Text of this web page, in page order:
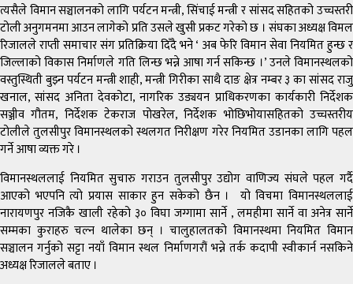
त्यसैले विमान सञ्चालनको लागि पर्यटन मन्त्री, सिंचाई मन्त्री र सांसद सहितको उच्चस्तरी
टोली अनुगमनमा आउन लागेको प्रति उसले खुसी प्रकट गरेको छ । संघका अध्यक्ष विमल
रिजालले राप्ती समाचार संग प्रतिक्रिया दिँदै भने ‘ अब फेरि विमान सेवा नियमित हुन्छ र
जिल्लाको विकास निर्माणले गति लिन्छ भन्ने आषा गर्न सकिन्छ ।’ उनले विमानस्थलको
वस्तुस्थिती बुझ्न पर्यटन मन्त्री शाही, मन्त्री गिरीका साथै दाङ क्षेत्र नम्बर ३ का सांसद राजु
खनाल, सांसद अनिता देवकोटा, नागरिक उड्ययन प्राधिकरणका कार्यकारी निर्देशक
सञ्जीव गौतम, निर्देशक टेकराज पोखरेल, निर्देशक भोछिभोयासहितको उच्चस्तरीय
टोलीले तुलसीपुर विमानस्थलको स्थलगत निरीक्षण गरेर नियमित उडानका लागि पहल
गर्ने आषा व्यक्त गरे ।
विमानस्थललाई नियमित सुचारु गराउन तुलसीपुर उद्योग वाणिज्य संघले पहल गर्दै
आएको भएपनि त्यो प्रयास साकार हुन सकेको छैन । यो विचमा विमानस्थललाई
नारायणपुर नजिकै खाली रहेको ३० विघा जग्गामा सार्ने , लमहीमा सार्ने वा अनेत्र सार्ने
सम्मका कुराहरु चल्न थालेका छन् । चालुहालतको विमानस्थमा नियमित विमान
सञ्चालन गर्नुको सट्टा नयाँ विमान स्थल निर्माणगरौं भन्ने तर्क कदापी स्वीकार्न नसकिने
अध्यक्ष रिजालले बताए ।